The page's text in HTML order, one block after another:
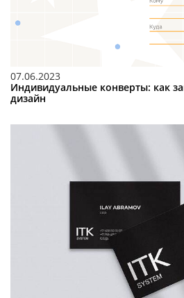
07.06.2023
Индивидуальные конверты: как
дизайн